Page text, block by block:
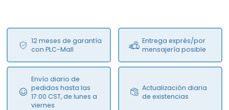
12 meses de garantía
con PLC-Mall
Entrega exprés/por
mensajería posible
Envío diario de
pedidos hasta las
17:00 CST, de lunes a
viernes
Actualización diaria
de existencias